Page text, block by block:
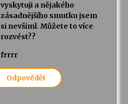
vyskytuji a nějakého
zásadnějšího smutku jsem
si nevšiml. Můžete to více
rozvést??
frrrr
Odpovědět